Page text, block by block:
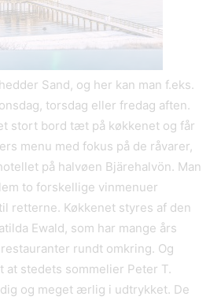
Sand, og her kan man f.eks.
torsdag eller fredag aften.
stort bord tæt på køkkenet og får
menu med fokus på de råvarer,
på halvøen Bjärehalvön. Man
to forskellige vinmenuer
retterne. Køkkenet styres af den
Ewald, som har mange års
rundt omkring. Og
at stedets sommelier Peter T.
og meget ærlig i udtrykket. De